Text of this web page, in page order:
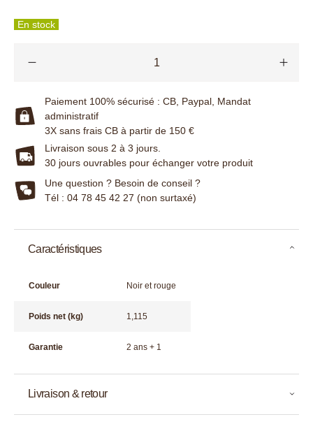
En stock
Paiement 100% sécurisé : CB, Paypal, Mandat
administratif
3X sans frais CB à partir de 150 €
Livraison sous 2 à 3 jours.
30 jours ouvrables pour échanger votre produit
Une question ? Besoin de conseil ?
Tél : 04 78 45 42 27 (non surtaxé)
Caractéristiques
Couleur Noir et rouge
Poids net (kg) 1,115
Garantie 2 ans + 1
Livraison & retour